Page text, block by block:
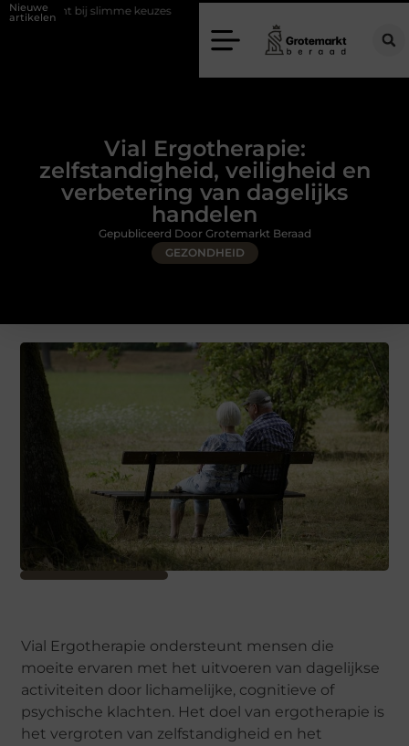
Nieuwe
artikelen
keuzes Waarom kiezen voor een rijschool in Utrecht?
Vial Ergotherapie:
zelfstandigheid, veiligheid en
verbetering van dagelijks
handelen
GEZONDHEID
Gepubliceerd Door Grotemarkt Beraad
Vial Ergotherapie ondersteunt mensen die
moeite ervaren met het uitvoeren van dagelijkse
activiteiten door lichamelijke, cognitieve of
psychische klachten. Het doel van ergotherapie is
het vergroten van zelfstandigheid en het